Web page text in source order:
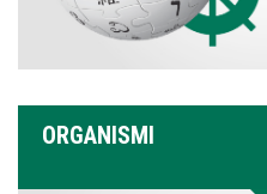
ORGANISMI